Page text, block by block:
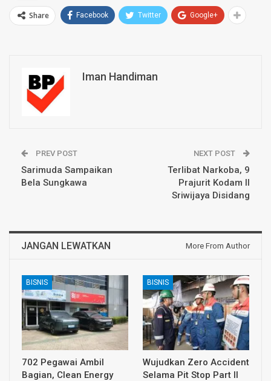
Share Facebook Twitter Google+
Iman Handiman
PREV POST
Sarimuda Sampaikan
Bela Sungkawa
NEXT POST
Terlibat Narkoba, 9
Prajurit Kodam II
Sriwijaya Disidang
JANGAN LEWATKAN More From Author
BISNIS
702 Pegawai Ambil
Bagian, Clean Energy
BISNIS
Wujudkan Zero Accident
Selama Pit Stop Part II